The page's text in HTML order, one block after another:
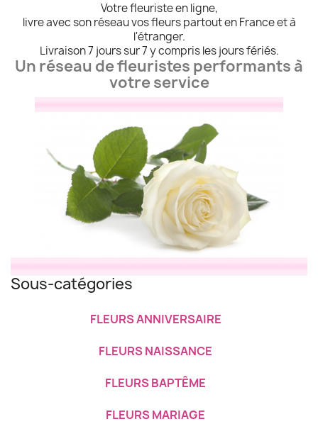
Votre fleuriste en ligne,
livre avec son réseau vos fleurs partout en France et à
l'étranger.
Livraison 7 jours sur 7 y compris les jours fériés.
Un réseau de fleuristes performants à
votre service
Sous-catégories
FLEURS ANNIVERSAIRE
FLEURS NAISSANCE
FLEURS BAPTÊME
FLEURS MARIAGE